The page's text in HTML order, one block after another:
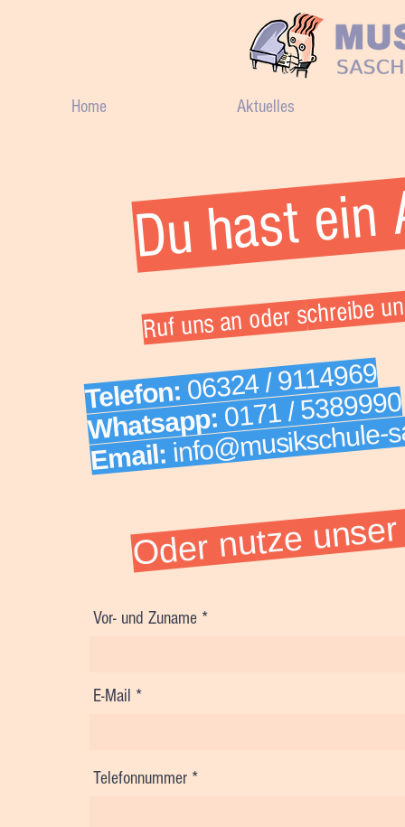
Home Aktuelles
Du hast ein
Ruf uns an oder schreibe
Telefon:06324 / 9114969
Whatsapp:0171 / 5389990
Email:info@musikschule-
Oder nutze
Vor- und Zuname
E-Mail
Telefonnummer